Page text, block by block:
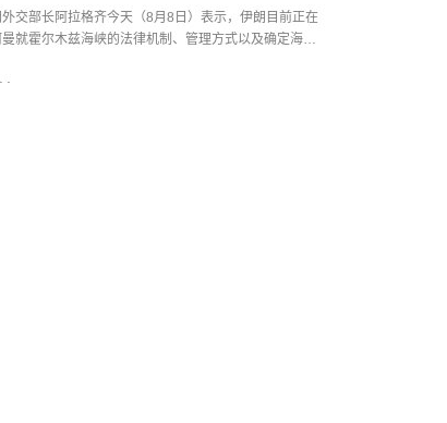
和黄牛手中转移到厂方。公司可以根据实时动态，调节
渠道发货与i茅台的供货节奏，在挤压灰色炒作空间的同
交部长阿拉格齐今天（8月8日）表示，伊朗目前正在
就霍尔木兹海峡的法律机制、管理方式以及确定海峡
霍尔木兹海峡能否重新开放还取决于其他条件，包括美